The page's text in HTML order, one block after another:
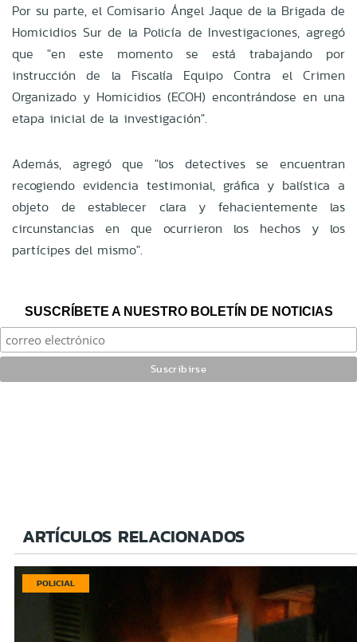
Por su parte, el Comisario Ángel Jaque de la Brigada de
Homicidios Sur de la Policía de Investigaciones, agregó
que "en este momento se está trabajando por
instrucción de la Fiscalía Equipo Contra el Crimen
Organizado y Homicidios (ECOH) encontrándose en una
etapa inicial de la investigación".
Además, agregó que "los detectives se encuentran
recogiendo evidencia testimonial, gráfica y balística a
objeto de establecer clara y fehacientemente las
circunstancias en que ocurrieron los hechos y los
partícipes del mismo".
SUSCRÍBETE A NUESTRO BOLETÍN DE NOTICIAS
ARTÍCULOS RELACIONADOS
POLICIAL